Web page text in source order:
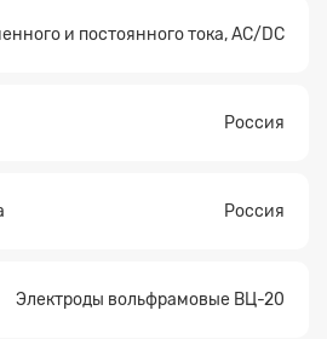
и постоянного тока, AC/DC
Россия
Россия
Электроды вольфрамовые ВЦ-20